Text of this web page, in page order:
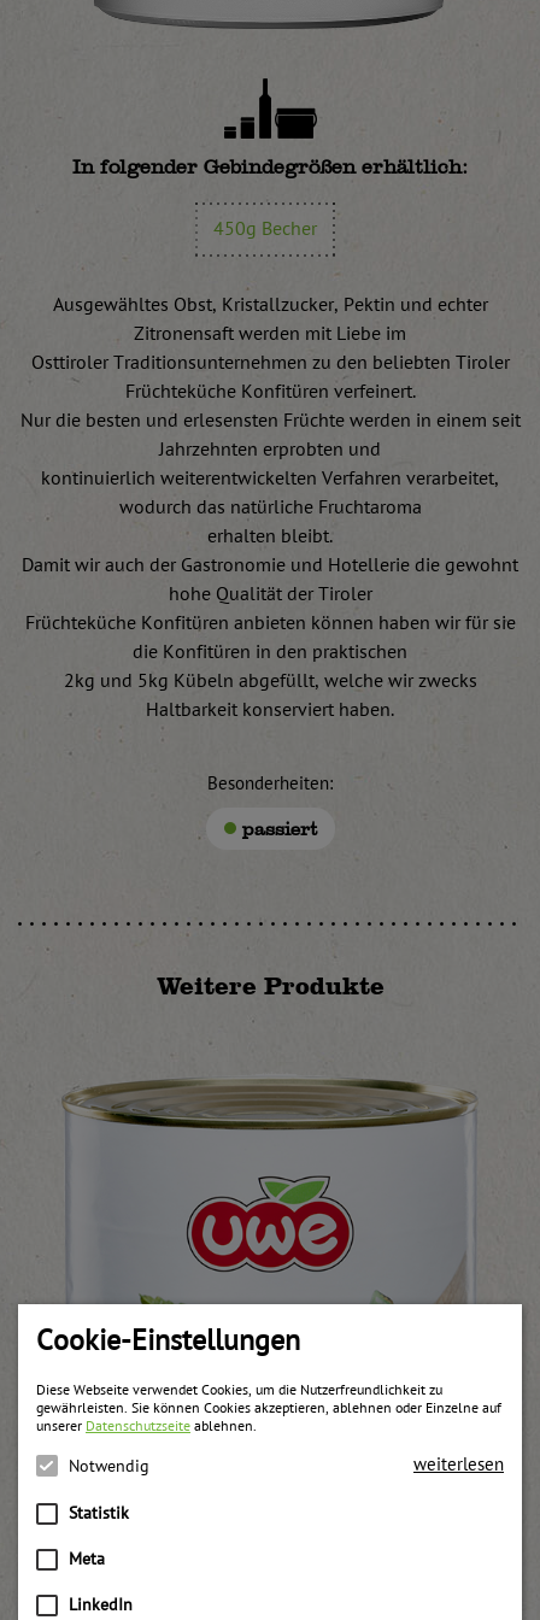
Cookie-Einstellungen
Diese Webseite verwendet Cookies, um die Nutzerfreundlichkeit zu
gewährleisten. Sie können Cookies akzeptieren, ablehnen oder Einzelne auf
unserer Datenschutzseite ablehnen.
Notwendig
Statistik
Meta
LinkedIn
weiterlesen
In folgender Gebindegrößen erhältlich:
450g Becher
Ausgewähltes Obst, Kristallzucker, Pektin und echter
Zitronensaft werden mit Liebe im
Osttiroler Traditionsunternehmen zu den beliebten Tiroler
Früchteküche Konfitüren verfeinert.
Nur die besten und erlesensten Früchte werden in einem seit
Jahrzehnten erprobten und
kontinuierlich weiterentwickelten Verfahren verarbeitet,
wodurch das natürliche Fruchtaroma
erhalten bleibt.
Damit wir auch der Gastronomie und Hotellerie die gewohnt
hohe Qualität der Tiroler
Früchteküche Konfitüren anbieten können haben wir für sie
die Konfitüren in den praktischen
2kg und 5kg Kübeln abgefüllt, welche wir zwecks
Haltbarkeit konserviert haben.
Besonderheiten:
passiert
Weitere Produkte